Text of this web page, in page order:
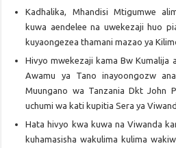
Kadhalika, Mhandisi Mtigumwe
kuwa aendelee na uwekezaji huo
kuyaongezea thamani mazao ya
Hivyo mwekezaji kama Bw Kumalija
Awamu ya Tano inayoongozw
Muungano wa Tanzania Dkt John
uchumi wa kati kupitia Sera ya
Hata hivyo kwa kuwa na Viwanda
kuhamasisha wakulima kulima